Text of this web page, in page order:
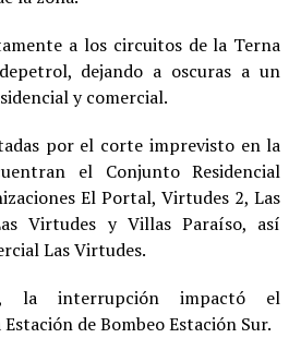
a los circuitos de la Terna
dejando a oscuras a un
y comercial.
por el corte imprevisto en la
el Conjunto Residencial
El Portal, Virtudes 2, Las
Virtudes y Villas Paraíso, así
Las Virtudes.
la interrupción impactó el
de Bombeo Estación Sur.